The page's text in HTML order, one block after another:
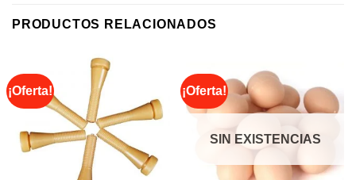
PRODUCTOS RELACIONADOS
¡Oferta! ¡Oferta!
SIN EXISTENCIAS